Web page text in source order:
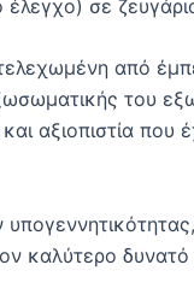
σε
από
του
αξιοπιστία που
καλύτερο